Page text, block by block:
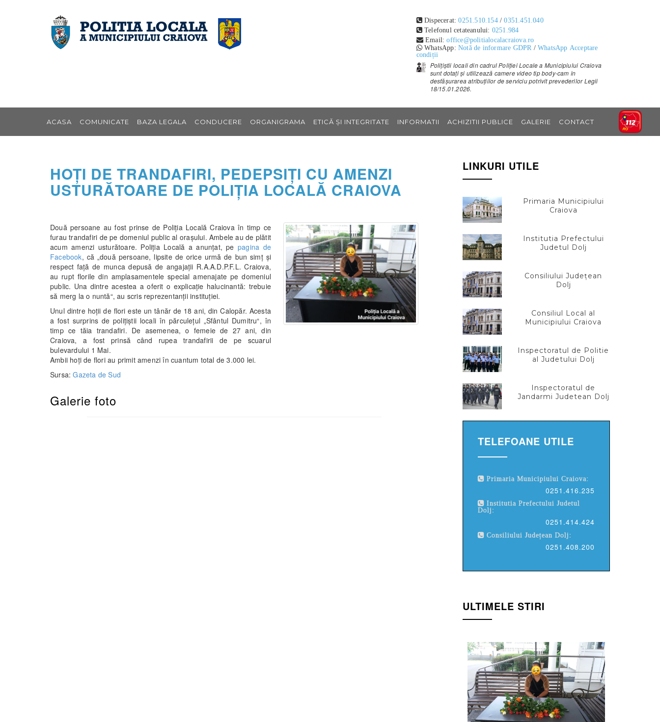
Dispecerat:0251.510.154/0351.451.040
Telefonul cetateanului: 0251.984
Email:office@politialocalacraiova.ro
WhatsApp: Notă de informare GDPR / WhatsApp Acceptare
condiții
Polițiștii locali din cadrul Poliției Locale a Municipiului Craiova
sunt dotați și utilizează camere video tip body-cam în
desfășurarea atribuțiilor de serviciu potrivit prevederilor Legii
18/15.01.2026.
continut
ACASA COMUNICATE BAZA LEGALA CONDUCERE ORGANIGRAMA ETICĂ ȘI INTEGRITATE INFORMATII ACHIZITII PUBLICE GALERIE CONTACT
HOŢI DE TRANDAFIRI, PEDEPSIŢI CU AMENZI
USTURĂTOARE DE POLIŢIA LOCALĂ CRAIOVA
Două persoane au fost prinse de Poliţia Locală Craiova în timp ce
furau trandafiri de pe domeniul public al oraşului. Ambele au de plătit
acum amenzi usturătoare. Poliţia Locală a anunţat, pe pagina de
Facebook, că „două persoane, lipsite de orice urmă de bun simț și
respect față de munca depusă de angajații R.A.A.D.P.F.L. Craiova,
au rupt florile din amplasamentele special amenajate pe domeniul
public. Una dintre acestea a oferit o explicație halucinantă: trebuie
să merg la o nuntă“, au scris reprezentanţii instituţiei.
Unul dintre hoţii de flori este un tânăr de 18 ani, din Calopăr. Acesta
a fost surprins de polițiștii locali în părculețul „Sfântul Dumitru“, în
timp ce tăia trandafiri. De asemenea, o femeie de 27 ani, din
Craiova, a fost prinsă când rupea trandafirii de pe scuarul
bulevardului 1 Mai.
Ambii hoţi de flori au primit amenzi în cuantum total de 3.000 lei.
Sursa:Gazeta de Sud
Galerie foto
LINKURI UTILE
Primaria Municipiului
Craiova
Institutia Prefectului
Judetul Dolj
Consiliului Județean
Dolj
Consiliul Local al
Municipiului Craiova
Inspectoratul de Politie
al Judetului Dolj
Inspectoratul de
Jandarmi Judetean Dolj
TELEFOANE UTILE
Primaria Municipiului Craiova:
0251.416.235
Institutia Prefectului Judetul
Dolj:
0251.414.424
Consiliului Județean Dolj:
0251.408.200
ULTIMELE STIRI